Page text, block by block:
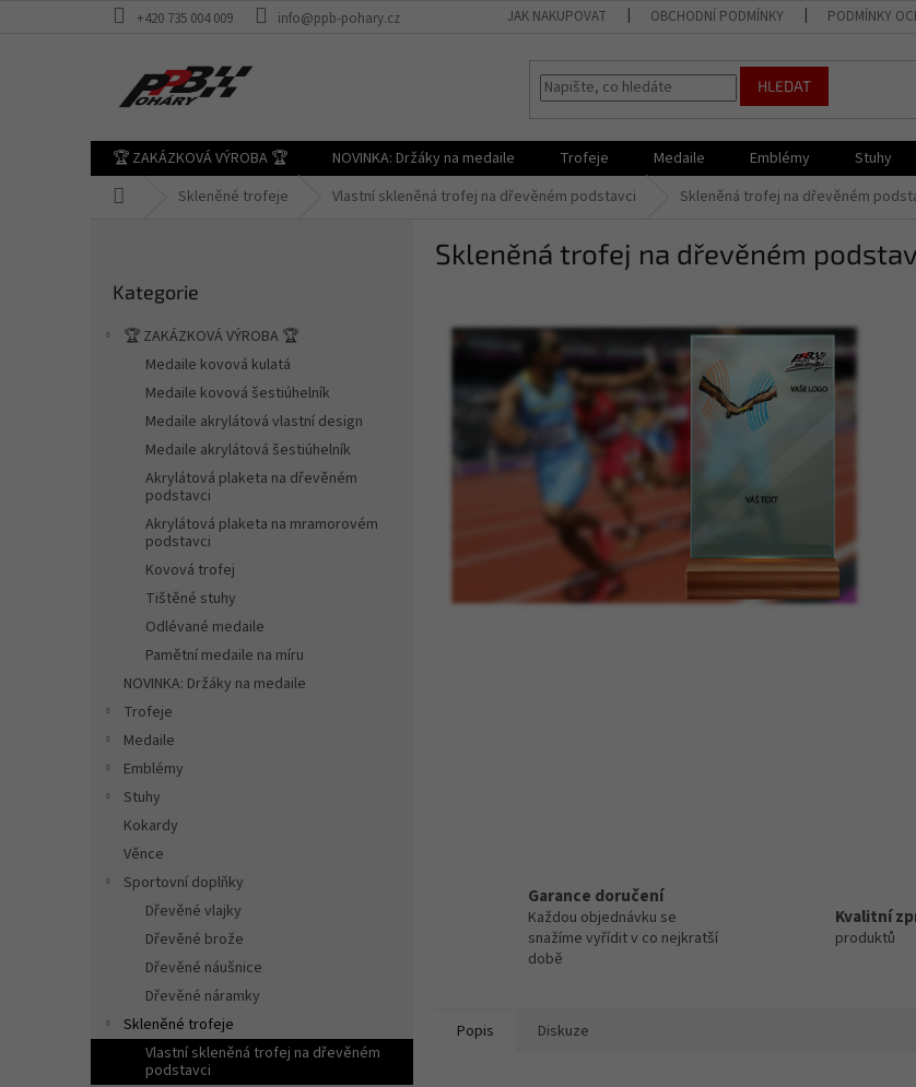
+420 735 004 009 info@ppb-pohary.cz JAK NAKUPOVAT OBCHODNÍ PODMÍNKY PODMÍNKY
HLEDAT
🏆 ZAKÁZKOVÁ VÝROBA 🏆 NOVINKA: Držáky na medaile Trofeje Medaile Emblémy Stuhy
Skleněné trofeje Vlastní skleněná trofej na dřevěném podstavci Skleněná trofej na dřevěném
kategorie
Kategorie
🏆 ZAKÁZKOVÁ VÝROBA 🏆
Medaile kovová kulatá
Medaile kovová šestiúhelník
Medaile akrylátová vlastní design
Medaile akrylátová šestiúhelník
Akrylátová plaketa na dřevěném
podstavci
Akrylátová plaketa na mramorovém
podstavci
Kovová trofej
Tištěné stuhy
Odlévané medaile
Pamětní medaile na míru
NOVINKA: Držáky na medaile
Trofeje
Medaile
Emblémy
Stuhy
Kokardy
Věnce
Sportovní doplňky
Dřevěné vlajky
Dřevěné brože
Dřevěné náušnice
Dřevěné náramky
Skleněné trofeje
Vlastní skleněná trofej na dřevěném
podstavci
Skleněná trofej na dřevěném
Garance doručení
Každou objednávku se
snažíme vyřídit v co nejkratší
době
Kvalitní
produktů
Popis Diskuze